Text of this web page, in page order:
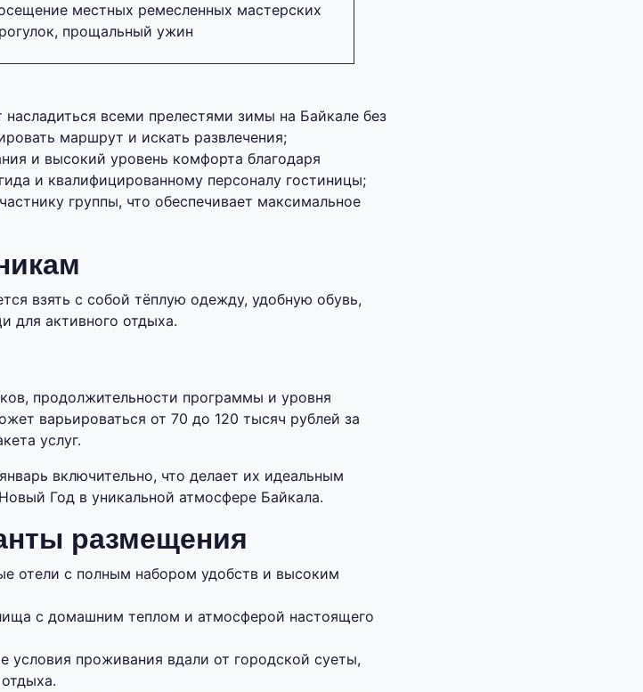
местных ремесленных мастерских
прощальный ужин
всеми прелестями зимы на Байкале без
маршрут и искать развлечения;
и высокий уровень комфорта благодаря
и квалифицированному персоналу гостиницы;
группы, что обеспечивает максимальное
взять с собой тёплую одежду, удобную обувь,
для активного отдыха.
продолжительности программы и уровня
варьироваться от 70 до 120 тысяч рублей за
услуг.
включительно, что делает их идеальным
Год в уникальной атмосфере Байкала.
размещения
отели с полным набором удобств и высоким
с домашним теплом и атмосферой настоящего
условия проживания вдали от городской суеты,